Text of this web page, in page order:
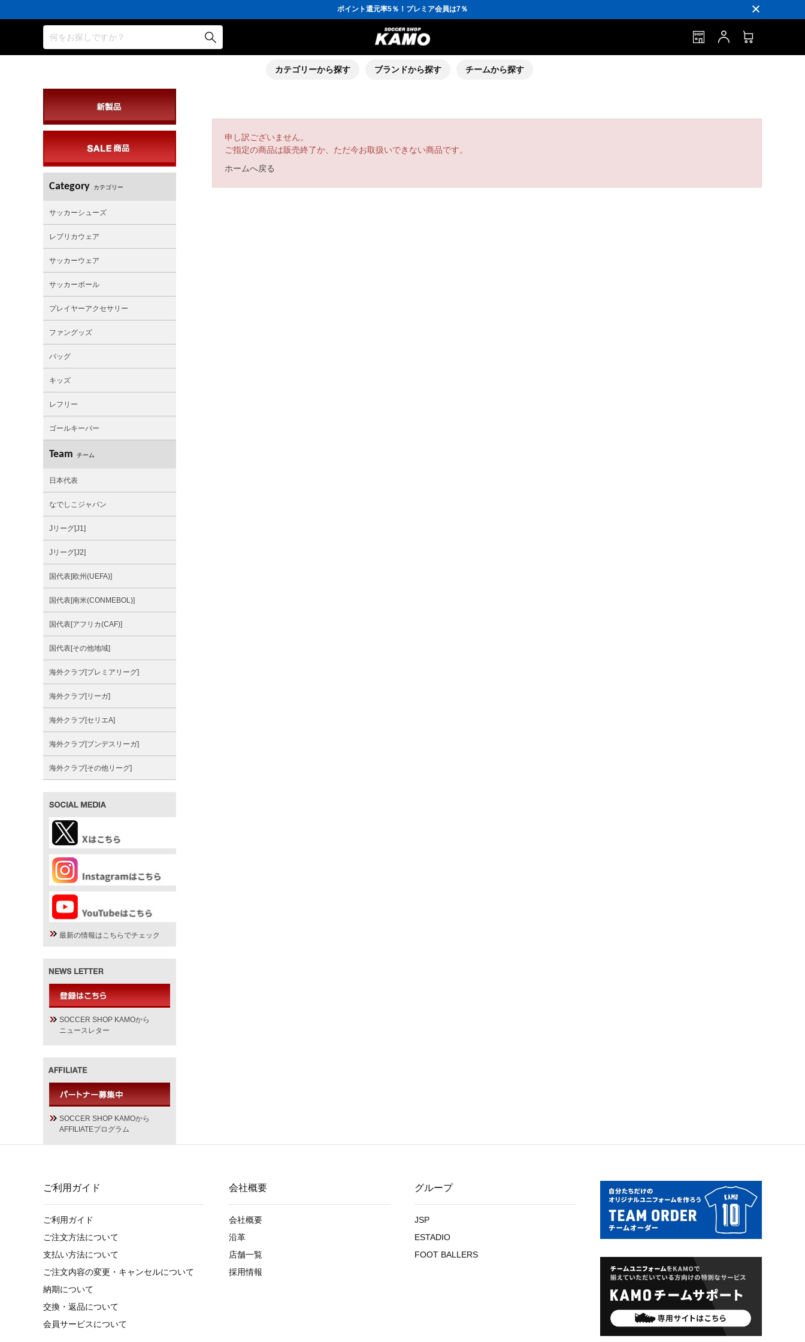
ポイント還元率5％！プレミア会員は7％
会員の方にはお誕生月に「10％OFFクーポン」プレゼント！
16,000円(税込)以上でシューズケースプレゼント！
3,300円(税込)以上で送料無料！
ポイント還元率5％！プレミア会員は7％
会員の方にはお誕生月に「10％OFFクーポン」プレゼント！
何をお探しですか？
カテゴリーから探す ブランドから探す チームから探す
Category カテゴリー
サッカーシューズ
レプリカウェア
サッカーウェア
サッカーボール
プレイヤーアクセサリー
ファングッズ
バッグ
キッズ
レフリー
ゴールキーパー
Team チーム
日本代表
なでしこジャパン
Jリーグ[J1]
Jリーグ[J2]
国代表[欧州(UEFA)]
国代表[南米(CONMEBOL)]
国代表[アフリカ(CAF)]
国代表[その他地域]
海外クラブ[プレミアリーグ]
海外クラブ[リーガ]
海外クラブ[セリエA]
海外クラブ[ブンデスリーガ]
海外クラブ[その他リーグ]
最新の情報はこちらでチェック
SOCCER SHOP KAMOから
ニュースレター
SOCCER SHOP KAMOから
AFFILIATEプログラム
申し訳ございません。
ご指定の商品は販売終了か、ただ今お取扱いできない商品です。
ホームへ戻る
ご利用ガイド
ご利用ガイド
ご注文方法について
支払い方法について
ご注文内容の変更・キャンセルについて
納期について
交換・返品について
会員サービスについて
会社概要
会社概要
沿革
店舗一覧
採用情報
グループ
JSP
ESTADIO
FOOT BALLERS